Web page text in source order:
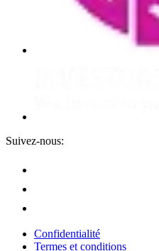
Suivez-nous:
Confidentialité
Termes et conditions